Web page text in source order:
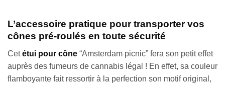
L’accessoire pratique pour transporter vos
cônes pré-roulés en toute sécurité
Cetétui pour cône “Amsterdam picnic” fera son petit effet
auprès des fumeurs de cannabis légal ! En effet, sa couleur
flamboyante fait ressortir à la perfection son motif original,